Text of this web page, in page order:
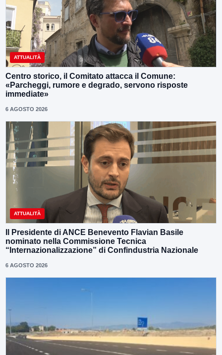
ATTUALITÀ
Centro storico, il Comitato attacca il Comune:
«Parcheggi, rumore e degrado, servono risposte
immediate»
6 AGOSTO 2026
ATTUALITÀ
Il Presidente di ANCE Benevento Flavian Basile
nominato nella Commissione Tecnica
“Internazionalizzazione” di Confindustria Nazionale
6 AGOSTO 2026